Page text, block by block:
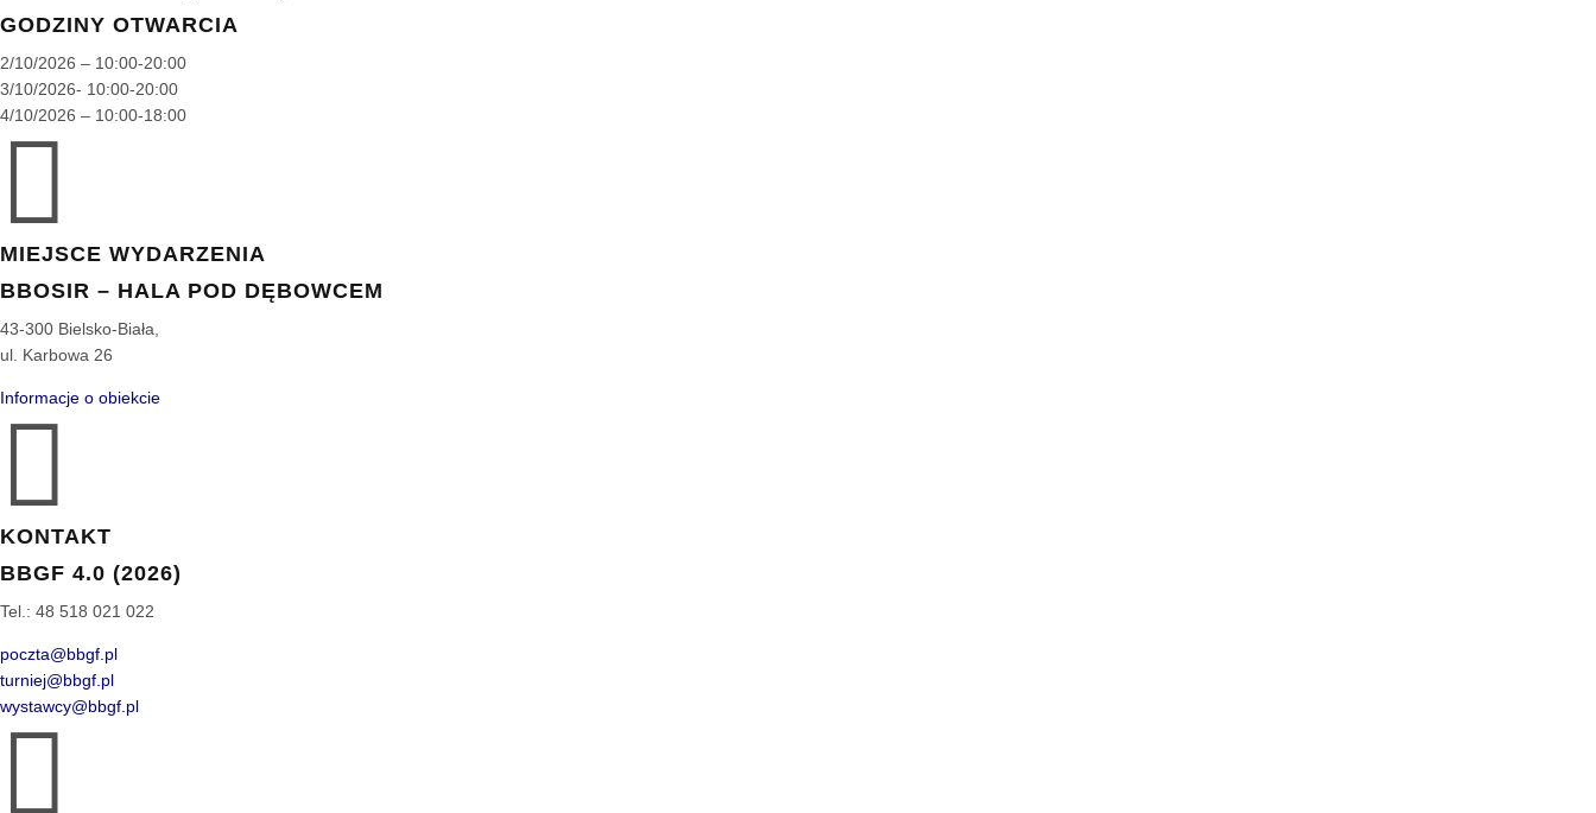
GODZINY OTWARCIA
2/10/2026 – 10:00-20:00
3/10/2026- 10:00-20:00
4/10/2026 – 10:00-18:00

MIEJSCE WYDARZENIA
BBOSIR – HALA POD DĘBOWCEM
43-300 Bielsko-Biała,
ul. Karbowa 26
Informacje o obiekcie

KONTAKT
BBGF 4.0 (2026)
Tel.: 48 518 021 022
poczta@bbgf.pl
turniej@bbgf.pl
wystawcy@bbgf.pl
